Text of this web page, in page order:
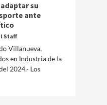
su
ante
Staff
Villanueva,
en Industria de la
2024.- Los